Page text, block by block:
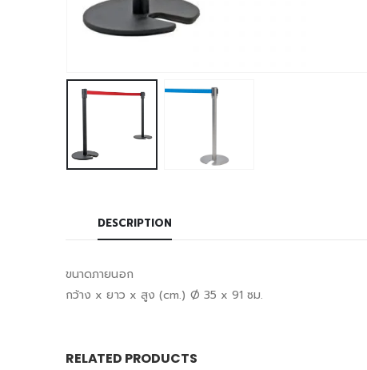
DESCRIPTION
ขนาดภายนอก
กว้าง x ยาว x สูง (cm.) Ø 35 x 91 ซม.
RELATED PRODUCTS